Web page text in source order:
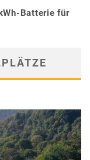
Batterie für